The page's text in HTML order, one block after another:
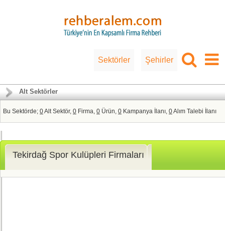
Sektörler Şehirler
Alt Sektörler
Bu Sektörde; 0Alt Sektör, 0 Firma, 0 Ürün, 0 Kampanya İlanı, 0Alım Talebi İlanı
Tekirdağ Spor Kulüpleri Firmaları